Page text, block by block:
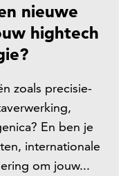
nieuwe
hightech
zoals precisie-
En ben je
internationale
om jouw...